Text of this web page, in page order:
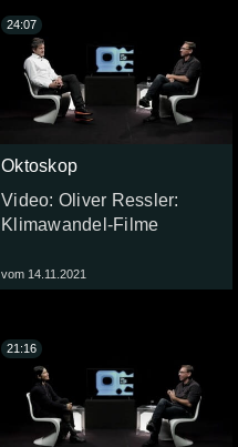
Oktoskop
Video: Oliver Ressler:
Klimawandel-Filme
vom 14.11.2021
24:07
21:16